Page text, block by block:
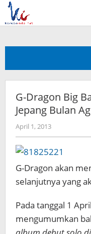
Skip
content
G-Dragon Big
Jepang Bulan
April 1, 2013by
Koreanindo
G-Dragon akan
selanjutnya yang
Pada tanggal 1
mengumumkan